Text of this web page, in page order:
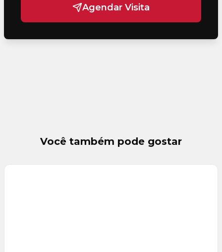
Agendar Visita
Você também pode gostar